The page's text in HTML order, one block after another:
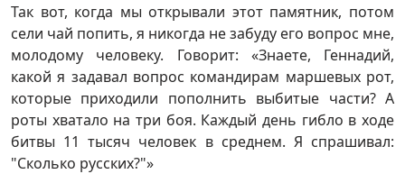
Так вот, когда мы открывали этот памятник, потом
сели чай попить, я никогда не забуду его вопрос мне,
молодому человеку. Говорит: «Знаете, Геннадий,
какой я задавал вопрос командирам маршевых рот,
которые приходили пополнить выбитые части? А
роты хватало на три боя. Каждый день гибло в ходе
битвы 11 тысяч человек в среднем. Я спрашивал:
"Сколько русских?"»